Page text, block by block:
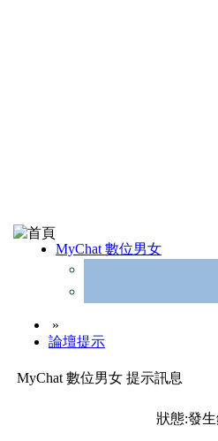
MyChat 數位男女
»
論壇提示
MyChat 數位男女 提示訊息
狀態:發